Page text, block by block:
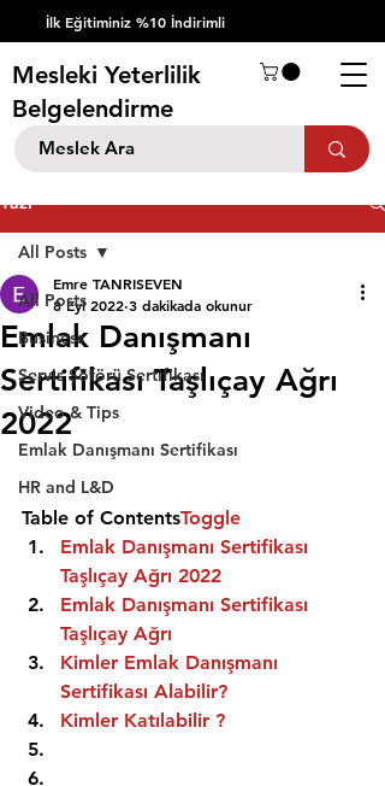
İlk Eğitiminiz %10 İndirimli
Mesleki Yeterlilik
Belgelendirme
Yazı
All Posts
Business
Servis Şöförü Sertifikası
Video & Tips
Emlak Danışmanı Sertifikası
HR and L&D
All Posts
Emlak Danışmanı
Sertifikası Taşlıçay Ağrı
2022
Emre TANRISEVEN
8 Eyl 2022 3 dakikada okunur
Table of ContentsToggle
Emlak Danışmanı Sertifikası
Taşlıçay Ağrı 2022
Emlak Danışmanı Sertifikası
Taşlıçay Ağrı
Kimler Emlak Danışmanı
Sertifikası Alabilir?
Kimler Katılabilir ?